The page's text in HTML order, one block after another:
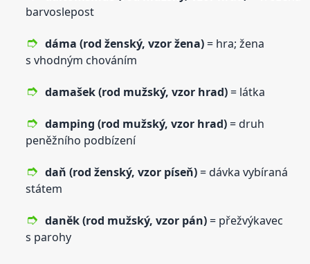
barvoslepost
dáma (rod ženský,vzoržena)= hra; žena
s vhodným chováním
damašek (rod mužský,vzor hrad)= látka
damping (rod mužský,vzor hrad)= druh
peněžního podbízení
daň (rod ženský,vzor píseň)= dávka vybíraná
státem
daněk (rod mužský,vzor pán)= přežvýkavec
s parohy